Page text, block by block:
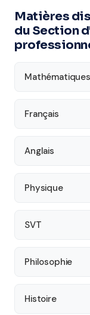
Matières
du Section
Mathématiques
Français
Anglais
Physique
SVT
Philosophie
Histoire